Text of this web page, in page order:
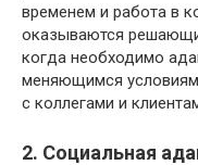
временем и работа в
оказываются
когда необходимо
меняющимся
с коллегами и
2. Социальная